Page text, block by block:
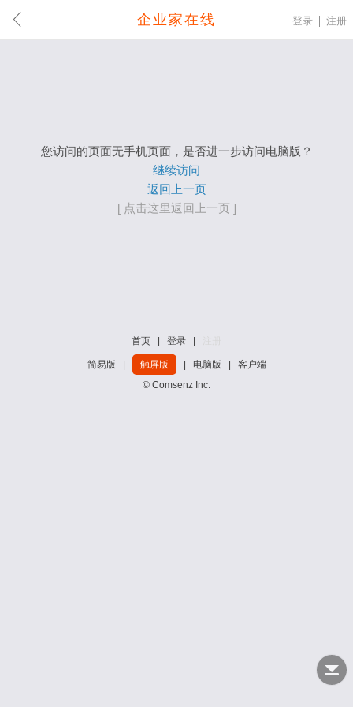
企业家在线 登录 注册
您访问的页面无手机页面，是否进一步访问电脑版？
继续访问
返回上一页
[ 点击这里返回上一页 ]
首页 登录
简易版 触屏版 电脑版
客户端
© Comsenz Inc.